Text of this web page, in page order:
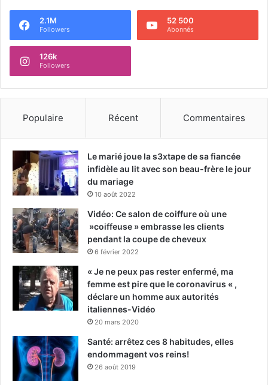
2.1M
Followers
52 500
Abonnés
126k
Followers
Populaire Récent Commentaires
Le marié joue la s3xtape de sa fiancée
infidèle au lit avec son beau-frère le jour
du mariage
10 août 2022
Vidéo: Ce salon de coiffure où une
»coiffeuse » embrasse les clients
pendant la coupe de cheveux
6 février 2022
« Je ne peux pas rester enfermé, ma
femme est pire que le coronavirus « ,
déclare un homme aux autorités
italiennes-Vidéo
20 mars 2020
Santé: arrêtez ces 8 habitudes, elles
endommagent vos reins!
26 août 2019